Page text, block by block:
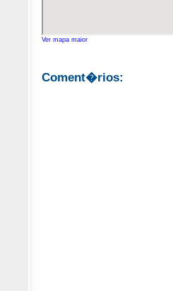
Ver mapa maior
Coment�rios: